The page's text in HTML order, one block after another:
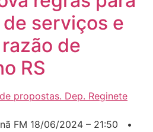
serviços e
de
RS
FM 18/06/2024 – 21:50 •